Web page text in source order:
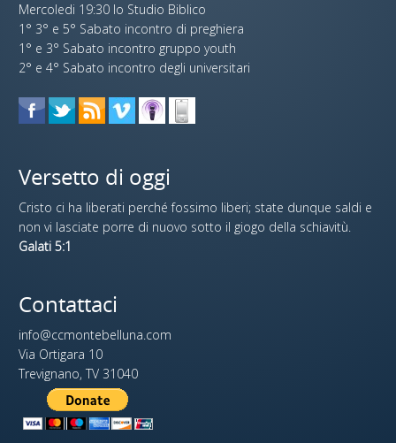
Mercoledi 19:30 lo Studio Biblico
1° 3° e 5° Sabato incontro di preghiera
1° e 3° Sabato incontro gruppo youth
2° e 4° Sabato incontro degli universitari
Versetto di oggi
Cristo ci ha liberati perché fossimo liberi; state dunque saldi e
non vi lasciate porre di nuovo sotto il giogo della schiavitù.
Galati 5:1
Contattaci
info@ccmontebelluna.com
Via Ortigara 10
Trevignano, TV 31040